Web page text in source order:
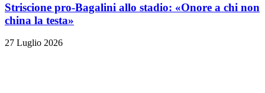
Striscione pro-Bagalini allo stadio: «Onore a chi non
china la testa»
27 Luglio 2026